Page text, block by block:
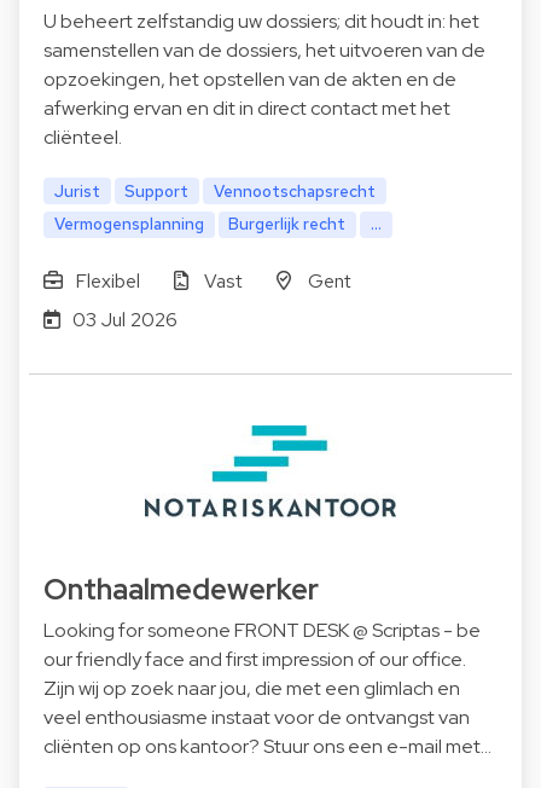
U beheert zelfstandig uw dossiers; dit houdt in: het
samenstellen van de dossiers, het uitvoeren van de
opzoekingen, het opstellen van de akten en de
afwerking ervan en dit in direct contact met het
cliënteel.
Jurist Support
Vennootschapsrecht
Vermogensplanning
Burgerlijk recht ...
Flexibel Vast
Gent
03 Jul 2026
Onthaalmedewerker
Looking for someone FRONT DESK @ Scriptas - be
our friendly face and first impression of our office.
Zijn wij op zoek naar jou, die met een glimlach en
veel enthousiasme instaat voor de ontvangst van
cliënten op ons kantoor? Stuur ons een e-mail met…